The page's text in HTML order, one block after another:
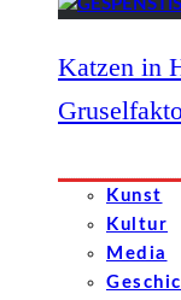
Katzen in
Kunst
Kultur
Media